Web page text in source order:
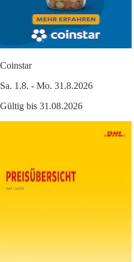
Coinstar
Sa. 1.8. - Mo. 31.8.2026
Gültig bis 31.08.2026